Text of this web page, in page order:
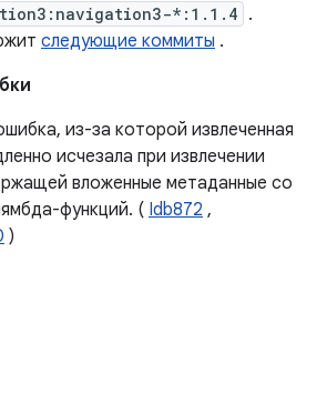
*:1.1.4 .
следующие коммиты .
из-за которой извлеченная
исчезала при извлечении
вложенные метаданные со
функций. ( Idb872 ,
)